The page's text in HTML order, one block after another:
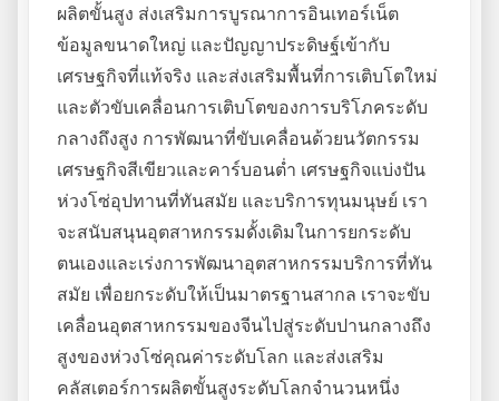
ผลิตขั้นสูง ส่งเสริมการบูรณาการอินเทอร์เน็ต
ข้อมูลขนาดใหญ่ และปัญญาประดิษฐ์เข้ากับ
เศรษฐกิจที่แท้จริง และส่งเสริมพื้นที่การเติบโตใหม่
และตัวขับเคลื่อนการเติบโตของการบริโภคระดับ
กลางถึงสูง การพัฒนาที่ขับเคลื่อนด้วยนวัตกรรม
เศรษฐกิจสีเขียวและคาร์บอนต่ำ เศรษฐกิจแบ่งปัน
ห่วงโซ่อุปทานที่ทันสมัย ​​และบริการทุนมนุษย์ เรา
จะสนับสนุนอุตสาหกรรมดั้งเดิมในการยกระดับ
ตนเองและเร่งการพัฒนาอุตสาหกรรมบริการที่ทัน
สมัย ​​เพื่อยกระดับให้เป็นมาตรฐานสากล เราจะขับ
เคลื่อนอุตสาหกรรมของจีนไปสู่ระดับปานกลางถึง
สูงของห่วงโซ่คุณค่าระดับโลก และส่งเสริม
คลัสเตอร์การผลิตขั้นสูงระดับโลกจำนวนหนึ่ง